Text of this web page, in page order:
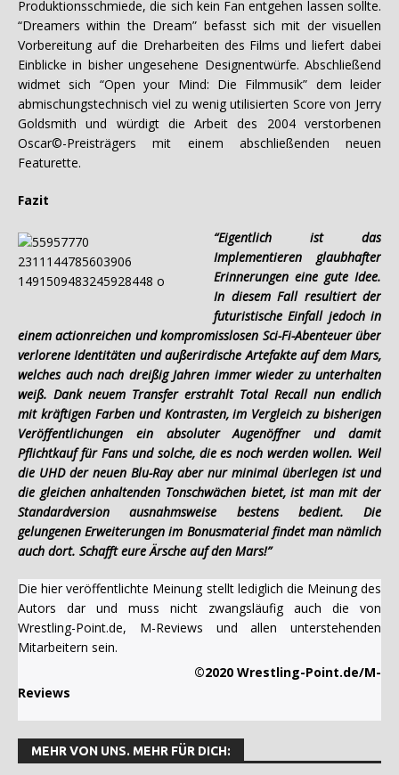
Produktionsschmiede, die sich kein Fan entgehen lassen sollte.
“Dreamers within the Dream” befasst sich mit der visuellen
Vorbereitung auf die Dreharbeiten des Films und liefert dabei
Einblicke in bisher ungesehene Designentwürfe. Abschließend
widmet sich “Open your Mind: Die Filmmusik” dem leider
abmischungstechnisch viel zu wenig utilisierten Score von Jerry
Goldsmith und würdigt die Arbeit des 2004 verstorbenen
Oscar©-Preisträgers mit einem abschließenden neuen
Featurette.
Fazit
“Eigentlich ist das
Implementieren glaubhafter
Erinnerungen eine gute Idee.
In diesem Fall resultiert der
futuristische Einfall jedoch in
einem actionreichen und kompromisslosen Sci-Fi-Abenteuer über
verlorene Identitäten und außerirdische Artefakte auf dem Mars,
welches auch nach dreißig Jahren immer wieder zu unterhalten
weiß. Dank neuem Transfer erstrahlt Total Recall nun endlich
mit kräftigen Farben und Kontrasten, im Vergleich zu bisherigen
Veröffentlichungen ein absoluter Augenöffner und damit
Pflichtkauf für Fans und solche, die es noch werden wollen. Weil
die UHD der neuen Blu-Ray aber nur minimal überlegen ist und
die gleichen anhaltenden Tonschwächen bietet, ist man mit der
Standardversion ausnahmsweise bestens bedient. Die
gelungenen Erweiterungen im Bonusmaterial findet man nämlich
auch dort. Schafft eure Ärsche auf den Mars!”
Die hier veröffentlichte Meinung stellt lediglich die Meinung des
Autors dar und muss nicht zwangsläufig auch die von
Wrestling-Point.de, M-Reviews und allen unterstehenden
Mitarbeitern sein.
©2020 Wrestling-Point.de/M-
Reviews
MEHR VON UNS. MEHR FÜR DICH: